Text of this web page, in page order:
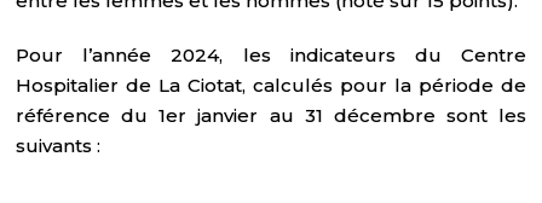
Pour l’année 2024, les indicateurs du Centre
Hospitalier de La Ciotat, calculés pour la période de
référence du 1er janvier au 31 décembre sont les
suivants :